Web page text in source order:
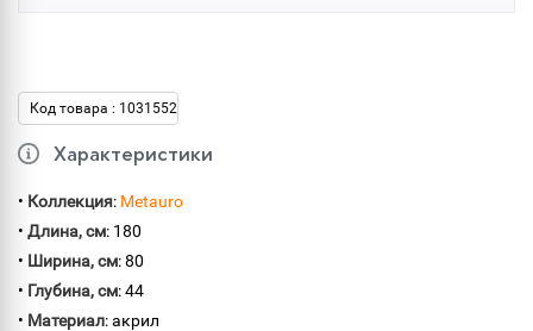
Код товара : 1031552
Характеристики
• Коллекция: Metauro
• Длина, см: 180
• Ширина, см: 80
• Глубина, см: 44
• Материал: акрил